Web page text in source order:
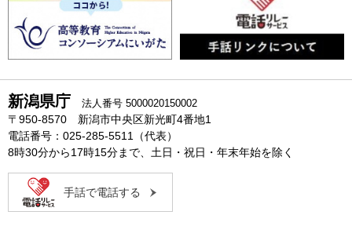
新潟県庁 法人番号 5000020150002
〒950-8570 新潟市中央区新光町4番地1
電話番号：025-285-5511（代表）
8時30分から17時15分まで、土日・祝日・年末年始を除く
手話で電話する